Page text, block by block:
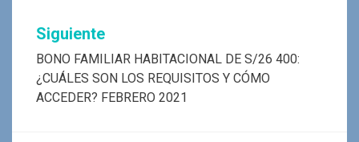
Siguiente
BONO FAMILIAR HABITACIONAL DE S/26 400:
¿CUÁLES SON LOS REQUISITOS Y CÓMO
ACCEDER? FEBRERO 2021